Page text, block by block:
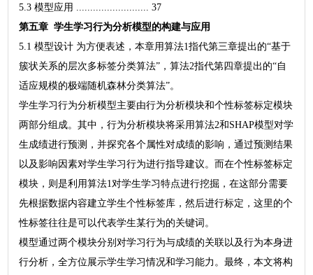
5.3 模型应用 .......................... 37
第五章 学生学习行为分析模型的构建与应用
5.1 模型设计 为方便表述，本章用算法1指代第三章提出的“基于
簇状关系的层次多标签分类算法”，算法2指代第四章提出的“自
适应规模的极端随机森林分类算法”。
学生学习行为分析模型主要由行为分析模块和个性标签标定模块
两部分组成。其中，行为分析模块将采用算法2和SHAP模型对学
生成绩进行预测，并探究各个属性对成绩的影响，通过预测结果
以及影响因素对学生学习行为进行指导建议。而在个性标签标定
模块，则是利用算法1对学生学习特点进行挖掘，在这部分需要
先根据数据内容建立学生个性标签库，然后进行标定，这里的个
性标签往往是可以代表学生某行为的关键词。
模型通过两个模块分别对学习行为与成绩的关联以及行为本身进
行分析，全方位展示学生学习情况和学习能力。最终，本文将构